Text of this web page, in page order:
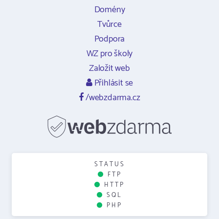
Domény
Tvůrce
Podpora
WZ pro školy
Založit web
Přihlásit se
/webzdarma.cz
STATUS
FTP
HTTP
SQL
PHP